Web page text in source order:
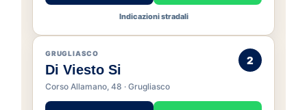
Indicazioni stradali
GRUGLIASCO
Di Viesto Si
Corso Allamano, 48 · Grugliasco
2